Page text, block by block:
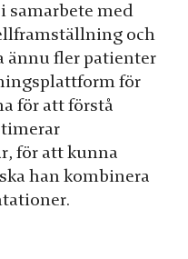
samarbete med
och
ännu fler patienter
för
för att förstå
för att kunna
han kombinera